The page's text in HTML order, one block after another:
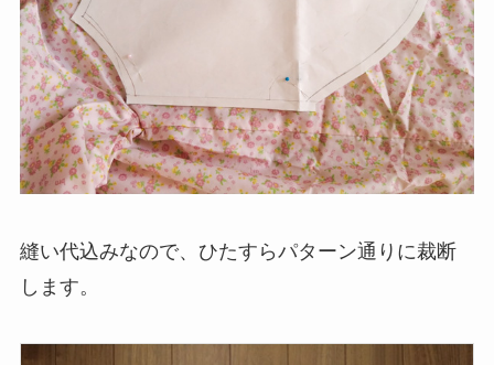
縫い代込みなので、ひたすらパターン通りに裁断
します。